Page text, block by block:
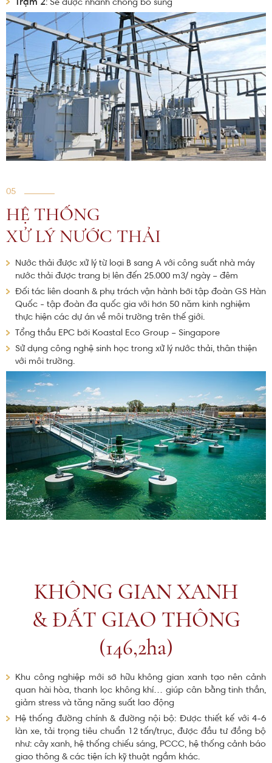
Trạm 2: Sẽ được nhanh chóng bổ sung
05
HỆ THỐNG
XỬ LÝ NƯỚC THẢI
Nước thải được xử lý từ loại B sang A với công suất nhà máy
nước thải được trang bị lên đến 25.000 m3/ ngày – đêm
Đối tác liên doanh & phụ trách vận hành bởi tập đoàn GS Hàn
Quốc - tập đoàn đa quốc gia với hơn 50 năm kinh nghiệm
thực hiện các dự án về môi trường trên thế giới.
Tổng thầu EPC bởi Koastal Eco Group – Singapore
Sử dụng công nghệ sinh học trong xử lý nước thải, thân thiện
với môi trường.
KHÔNG GIAN XANH
& ĐẤT GIAO THÔNG
(146,2ha)
Khu công nghiệp mới sở hữu không gian xanh tạo nên cảnh
quan hài hòa, thanh lọc không khí… giúp cân bằng tinh thần,
giảm stress và tăng năng suất lao động
Hệ thống đường chính & đường nội bộ: Được thiết kế với 4-6
làn xe, tải trọng tiêu chuẩn 12 tấn/trục, được đầu tư đồng bộ
như: cây xanh, hệ thống chiếu sáng, PCCC, hệ thống cảnh báo
giao thông & các tiện ích kỹ thuật ngầm khác.